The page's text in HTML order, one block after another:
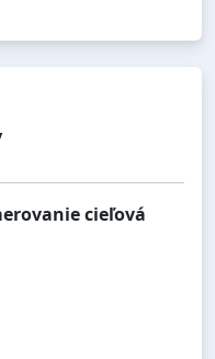
cieľová